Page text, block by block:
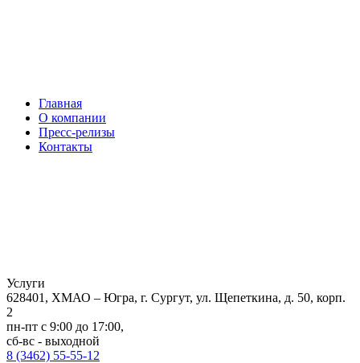
Главная
О компании
Пресс-релизы
Контакты
Услуги
628401, ХМАО – Югра, г. Сургут, ул. Щепеткина, д. 50, корп.
2
пн-пт с 9:00 до 17:00,
сб-вс - выходной
8 (3462) 55-55-12